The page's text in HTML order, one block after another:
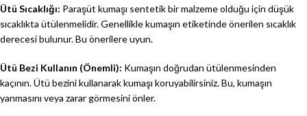
Ütü Sıcaklığı: Paraşüt kumaşı sentetik bir malzeme olduğu için düşük
sıcaklıkta ütülenmelidir. Genellikle kumaşın etiketinde önerilen sıcaklık
derecesi bulunur. Bu önerilere uyun.
Ütü Bezi Kullanın (Önemli): Kumaşın doğrudan ütülenmesinden
kaçının. Ütü bezini kullanarak kumaşı koruyabilirsiniz. Bu, kumaşın
yanmasını veya zarar görmesini önler.